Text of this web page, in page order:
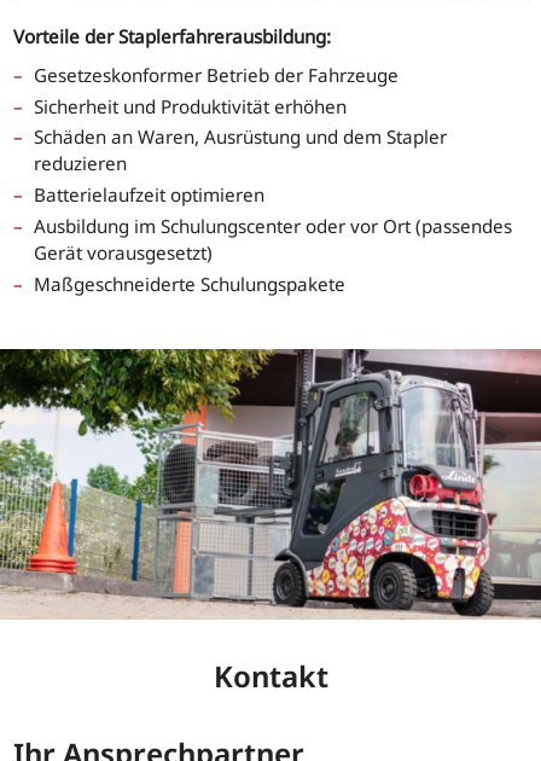
Vorteile der Staplerfahrerausbildung:
Gesetzeskonformer Betrieb der Fahrzeuge
Sicherheit und Produktivität erhöhen
Schäden an Waren, Ausrüstung und dem Stapler
reduzieren
Batterielaufzeit optimieren
Ausbildung im Schulungscenter oder vor Ort (passendes
Gerät vorausgesetzt)
Maßgeschneiderte Schulungspakete
Kontakt